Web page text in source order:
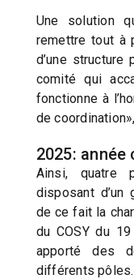
Une solution
remettre tout à
d’une structure
comité qui
fonctionne à
de
2025:
Ainsi, quatre
disposant d’un
de ce fait la
du COSY du
apporté des
différents pôles.